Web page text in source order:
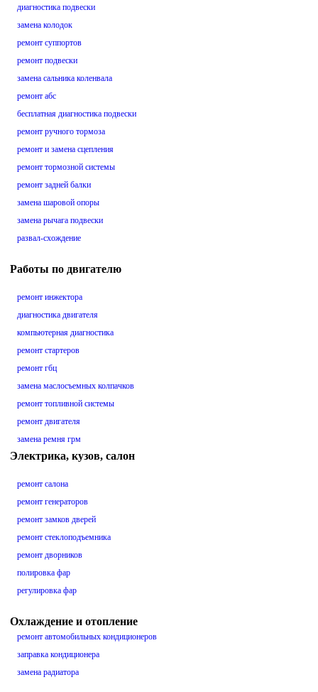
диагностика подвески
замена колодок
ремонт суппортов
ремонт подвески
замена сальника коленвала
ремонт абс
бесплатная диагностика подвески
ремонт ручного тормоза
ремонт и замена сцепления
ремонт тормозной системы
ремонт задней балки
замена шаровой опоры
замена рычага подвески
развал-схождение
Работы по двигателю
ремонт инжектора
диагностика двигателя
компьютерная диагностика
ремонт стартеров
ремонт гбц
замена маслосъемных колпачков
ремонт топливной системы
ремонт двигателя
замена ремня грм
Электрика, кузов, салон
ремонт салона
ремонт генераторов
ремонт замков дверей
ремонт стеклоподъемника
ремонт дворников
полировка фар
регулировка фар
Охлаждение и отопление
ремонт автомобильных кондиционеров
заправка кондиционера
замена радиатора